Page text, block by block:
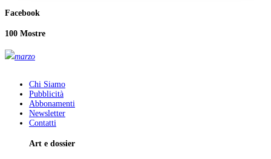
Facebook
100 Mostre
marzo
Chi Siamo
Pubblicità
Abbonamenti
Newsletter
Contatti
Art e dossier